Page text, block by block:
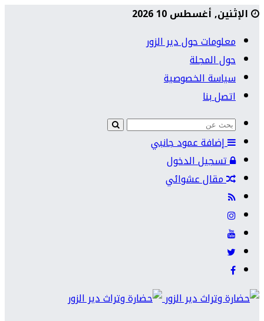
الإثنين, أغسطس 10 2026
معلومات حول دير الزور
حول المجلة
سياسة الخصوصية
اتصل بنا
إضافة عمود جانبي
تسجيل الدخول
مقال عشوائي